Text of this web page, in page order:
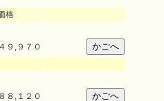
格
４９,９７０
８８,１２０